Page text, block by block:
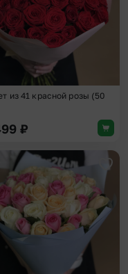
из 41 красной розы (50
₽
в избранное